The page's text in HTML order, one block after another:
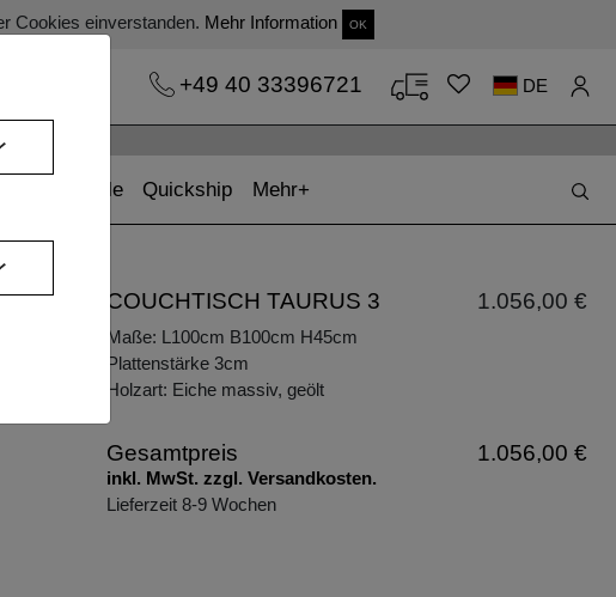
Cookies einverstanden. Mehr Information OK
+49 40 33396721 DE
Sale(current)
Quickship(current)
Mehr
COUCHTISCH TAURUS 3 1.056,00 €
Maße: L100cm B100cm H45cm
Plattenstärke 3cm
Holzart: Eiche massiv, geölt
Gesamtpreis 1.056,00 €
inkl. MwSt. zzgl. Versandkosten.
Lieferzeit 8-9 Wochen